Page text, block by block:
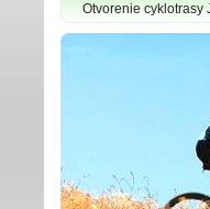
Otvorenie cyklotrasy